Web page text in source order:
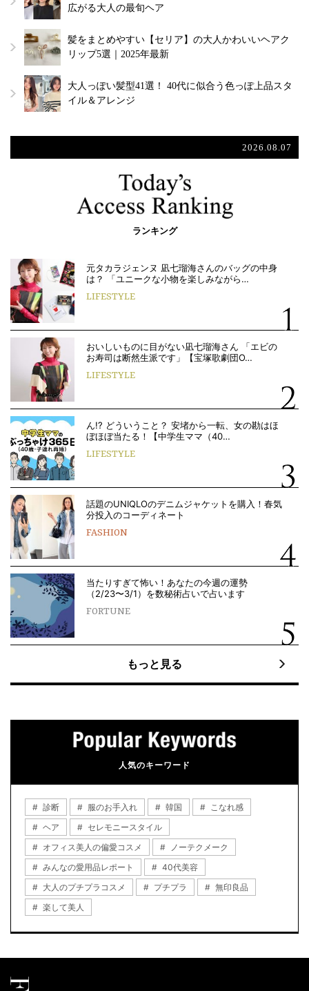
広がる大人の最旬ヘア
髪をまとめやすい【セリア】の大人かわいいヘアク
リップ5選｜2025年最新
大人っぽい髪型41選！ 40代に似合う色っぽ上品スタ
イル＆アレンジ
2026.08.07
ランキング
元タカラジェンヌ 凪七瑠海さんのバッグの中身
は？ 「ユニークな小物を楽しみながら…
LIFESTYLE
おいしいものに目がない凪七瑠海さん 「エビの
お寿司は断然生派です」【宝塚歌劇団O…
LIFESTYLE
ん!? どういうこと？ 安堵から一転、女の勘はほ
ぼほぼ当たる！【中学生ママ（40…
LIFESTYLE
話題のUNIQLOのデニムジャケットを購入！春気
分投入のコーディネート
FASHION
当たりすぎて怖い！あなたの今週の運勢
（2/23〜3/1）を数秘術占いで占います
FORTUNE
もっと見る
人気のキーワード
診断 服のお手入れ 韓国
こなれ感
ヘア
セレモニースタイル
オフィス美人の偏愛コスメ
ノーテクメーク
みんなの愛用品レポート
40代美容
大人のプチプラコスメ
プチプラ
無印良品
楽して美人